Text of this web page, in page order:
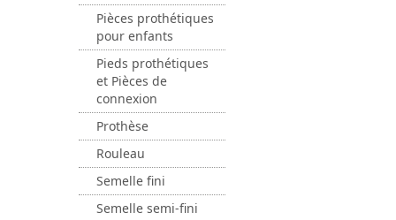
Pièces prothétiques
pour enfants
Pieds prothétiques
et Pièces de
connexion
Prothèse
Rouleau
Semelle fini
Semelle semi-fini